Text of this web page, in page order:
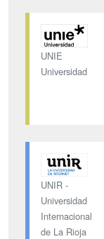
UNIE
Universidad
UNIR -
Universidad
Internacional
de La Rioja